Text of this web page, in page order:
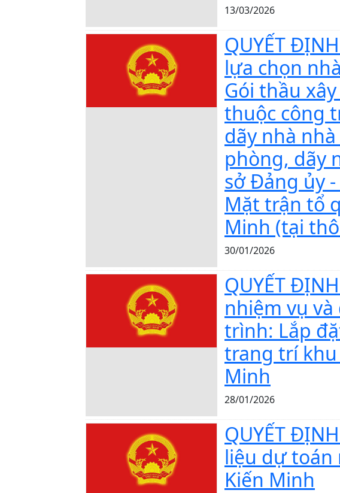
13/03/2026
QUYẾT
lựa chọn
Gói thầu
thuộc công
dãy nhà
phòng, dãy
sở Đảng ủy
Mặt trận tổ
Minh (tại
30/01/2026
QUYẾT
nhiệm vụ
trình: Lắp
trang trí
Minh
28/01/2026
QUYẾT
liệu dự toán
Kiến Minh